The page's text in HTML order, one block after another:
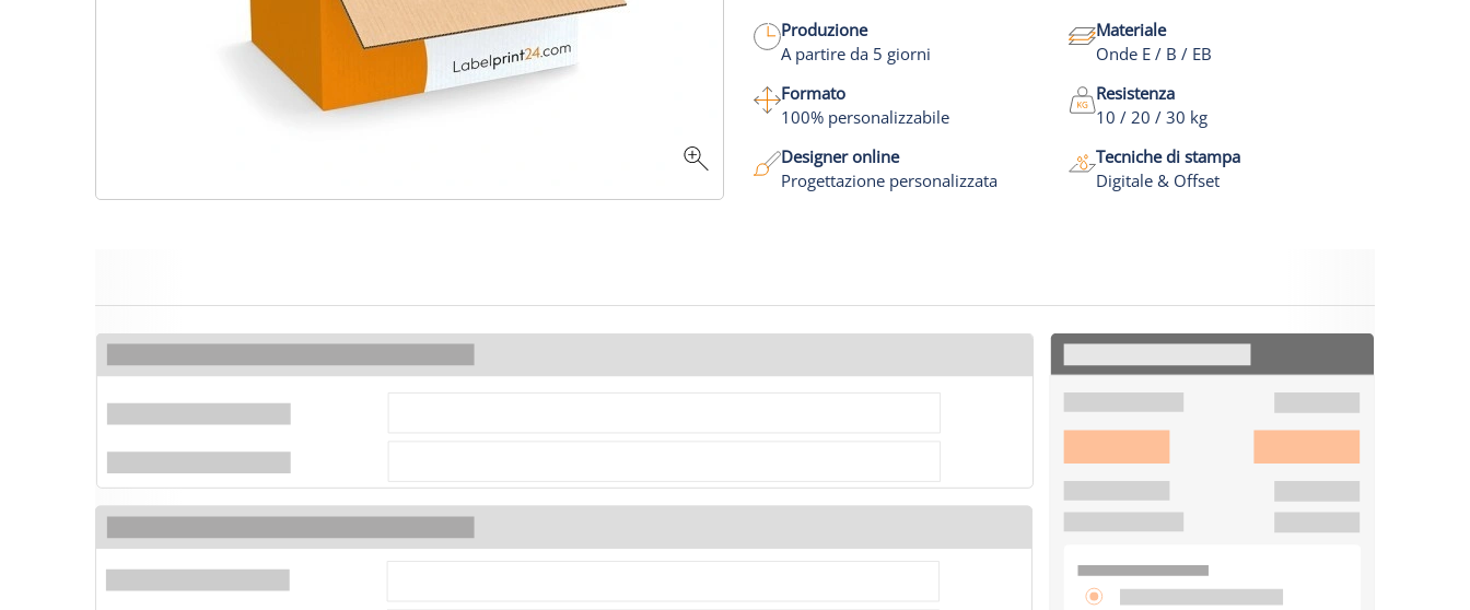
Produzione
A partire da 5 giorni
Materiale
Onde E / B / EB
Formato
100% personalizzabile
Resistenza
10 / 20 / 30 kg
Designer online
Progettazione personalizzata
Tecniche di stampa
Digitale & Offset